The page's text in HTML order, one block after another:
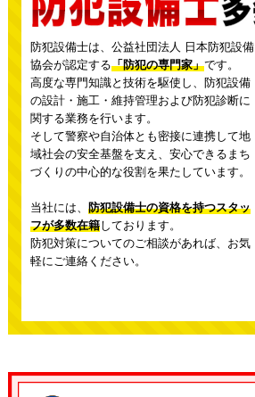
防犯設備士は、公益社団法人 日本防犯設備
協会が認定する「防犯の専門家」です。
高度な専門知識と技術を駆使し、防犯設備
の設計・施工・維持管理および防犯診断に
関する業務を行います。
そして警察や自治体とも密接に連携して地
域社会の安全基盤を支え、 安心できるまち
づくりの中心的な役割を果たしています。
当社には、 防犯設備士の資格を持つスタッ
フが多数在籍しております。
防犯対策についてのご相談があれば、お気
軽にご連絡ください。